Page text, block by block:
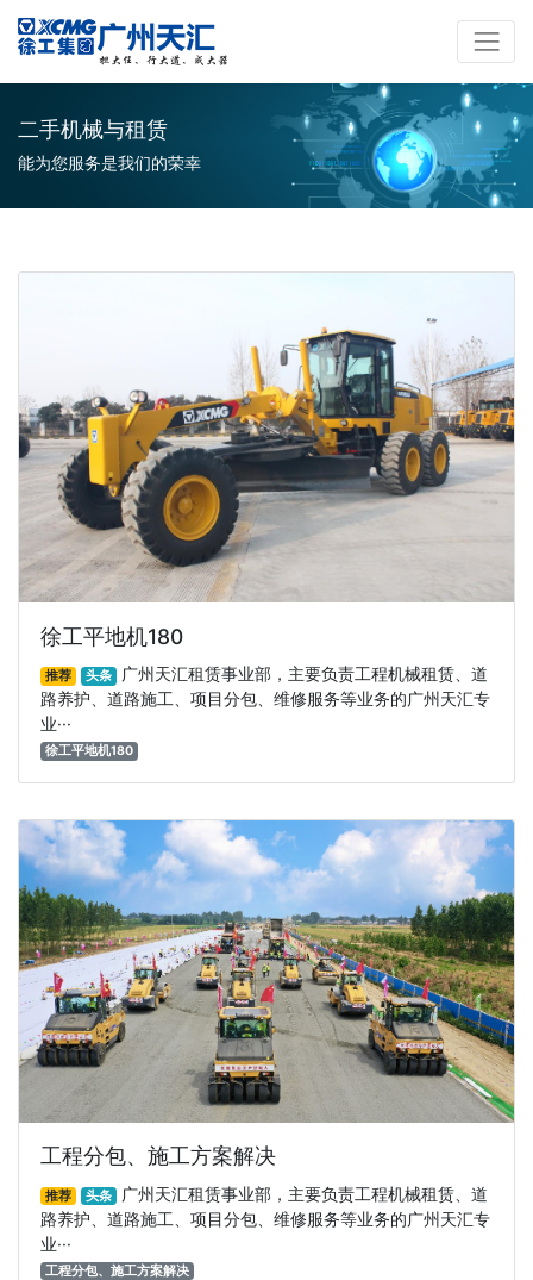
二手机械与租赁
能为您服务是我们的荣幸
徐工平地机180
推荐 头条
广州天汇租赁事业部，主要负责工程机械租赁、道
路养护、道路施工、项目分包、维修服务等业务的广州天汇专
业···
徐工平地机180
工程分包、施工方案解决
推荐 头条
广州天汇租赁事业部，主要负责工程机械租赁、道
路养护、道路施工、项目分包、维修服务等业务的广州天汇专
业···
工程分包、施工方案解决